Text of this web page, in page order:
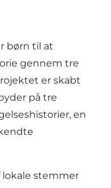
børn til at
gennem tre
er skabt
på tre
en
stemmer